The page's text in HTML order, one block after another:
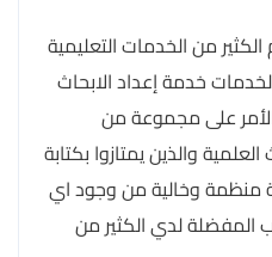
من الخدمات التعليمية
خدمة إعداد الابحاث
على مجموعة من
والذين يمتازوا بكتابة
منظمة وخالية من وجود اي
المفضلة لدي الكثير من